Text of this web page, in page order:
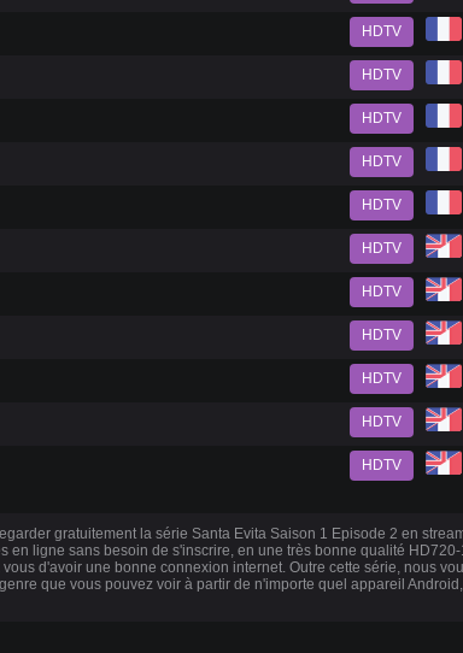
HDTV
HDTV
HDTV
HDTV
HDTV
HDTV
HDTV
HDTV
HDTV
HDTV
HDTV
gratuitement la série Santa Evita Saison 1 Episode 2 en
en ligne sans besoin de s'inscrire, en une très bonne qualité
d'avoir une bonne connexion internet. Outre cette série, nous
que vous pouvez voir à partir de n'importe quel appareil